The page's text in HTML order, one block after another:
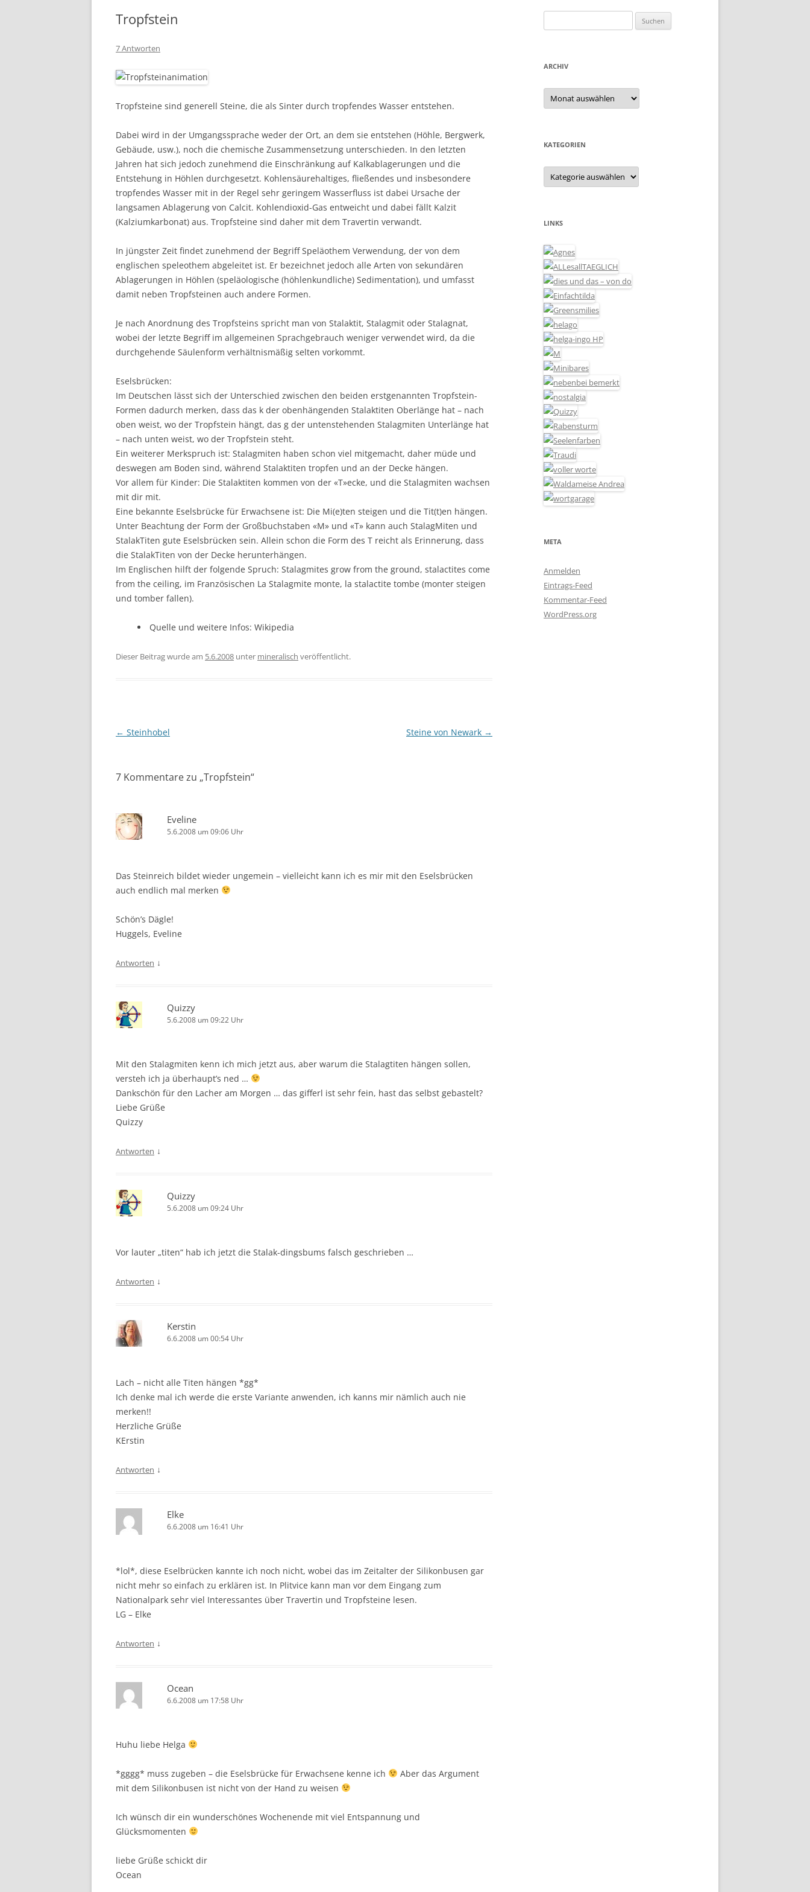
Tropfstein
7 Antworten
Tropfsteine sind generell Steine, die als Sinter durch tropfendes Wasser entstehen.
Dabei wird in der Umgangssprache weder der Ort, an dem sie entstehen (Höhle, Bergwerk,
Gebäude, usw.), noch die chemische Zusammensetzung unterschieden. In den letzten
Jahren hat sich jedoch zunehmend die Einschränkung auf Kalkablagerungen und die
Entstehung in Höhlen durchgesetzt. Kohlensäurehaltiges, fließendes und insbesondere
tropfendes Wasser mit in der Regel sehr geringem Wasserfluss ist dabei Ursache der
langsamen Ablagerung von Calcit. Kohlendioxid-Gas entweicht und dabei fällt Kalzit
(Kalziumkarbonat) aus. Tropfsteine sind daher mit dem Travertin verwandt.
In jüngster Zeit findet zunehmend der Begriff Speläothem Verwendung, der von dem
englischen speleothem abgeleitet ist. Er bezeichnet jedoch alle Arten von sekundären
Ablagerungen in Höhlen (speläologische (höhlenkundliche) Sedimentation), und umfasst
damit neben Tropfsteinen auch andere Formen.
Je nach Anordnung des Tropfsteins spricht man von Stalaktit, Stalagmit oder Stalagnat,
wobei der letzte Begriff im allgemeinen Sprachgebrauch weniger verwendet wird, da die
durchgehende Säulenform verhältnismäßig selten vorkommt.
Eselsbrücken:
Im Deutschen lässt sich der Unterschied zwischen den beiden erstgenannten Tropfstein-
Formen dadurch merken, dass das k der obenhängenden Stalaktiten Oberlänge hat – nach
oben weist, wo der Tropfstein hängt, das g der untenstehenden Stalagmiten Unterlänge hat
– nach unten weist, wo der Tropfstein steht.
Ein weiterer Merkspruch ist: Stalagmiten haben schon viel mitgemacht, daher müde und
deswegen am Boden sind, während Stalaktiten tropfen und an der Decke hängen.
Vor allem für Kinder: Die Stalaktiten kommen von der «T»ecke, und die Stalagmiten wachsen
mit dir mit.
Eine bekannte Eselsbrücke für Erwachsene ist: Die Mi(e)ten steigen und die Tit(t)en hängen.
Unter Beachtung der Form der Großbuchstaben «M» und «T» kann auch StalagMiten und
StalakTiten gute Eselsbrücken sein. Allein schon die Form des T reicht als Erinnerung, dass
die StalakTiten von der Decke herunterhängen.
Im Englischen hilft der folgende Spruch: Stalagmites grow from the ground, stalactites come
from the ceiling, im Französischen La Stalagmite monte, la stalactite tombe (monter steigen
und tomber fallen).
Quelle und weitere Infos: Wikipedia
Dieser Beitrag wurde am 5.6.2008 unter mineralisch veröffentlicht.
Beitragsnavigation
← Steinhobel Steine von Newark →
7 Kommentare zu „Tropfstein“
Eveline
5.6.2008 um 09:06 Uhr
Das Steinreich bildet wieder ungemein – vielleicht kann ich es mir mit den Eselsbrücken
auch endlich mal merken
Schön’s Dägle!
Huggels, Eveline
Antworten ↓
Quizzy
5.6.2008 um 09:22 Uhr
Mit den Stalagmiten kenn ich mich jetzt aus, aber warum die Stalagtiten hängen sollen,
versteh ich ja überhaupt’s ned …
Dankschön für den Lacher am Morgen … das gifferl ist sehr fein, hast das selbst gebastelt?
Liebe Grüße
Quizzy
Antworten ↓
Quizzy
5.6.2008 um 09:24 Uhr
Vor lauter „titen“ hab ich jetzt die Stalak-dingsbums falsch geschrieben …
Antworten ↓
Kerstin
6.6.2008 um 00:54 Uhr
Lach – nicht alle Titen hängen *gg*
Ich denke mal ich werde die erste Variante anwenden, ich kanns mir nämlich auch nie
merken!!
Herzliche Grüße
KErstin
Antworten ↓
Elke
6.6.2008 um 16:41 Uhr
*lol*, diese Eselbrücken kannte ich noch nicht, wobei das im Zeitalter der Silikonbusen gar
nicht mehr so einfach zu erklären ist. In Plitvice kann man vor dem Eingang zum
Nationalpark sehr viel Interessantes über Travertin und Tropfsteine lesen.
LG – Elke
Antworten ↓
Ocean
6.6.2008 um 17:58 Uhr
Huhu liebe Helga
*gggg* muss zugeben – die Eselsbrücke für Erwachsene kenne ich
Aber das Argument
mit dem Silikonbusen ist nicht von der Hand zu weisen
Ich wünsch dir ein wunderschönes Wochenende mit viel Entspannung und
Glücksmomenten
liebe Grüße schickt dir
Ocean
nach:
ARCHIV
Archiv
KATEGORIEN
Kategorien
LINKS
META
Anmelden
Eintrags-Feed
Kommentar-Feed
WordPress.org